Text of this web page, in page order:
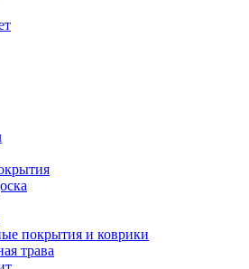
покрытия и коврики
трава